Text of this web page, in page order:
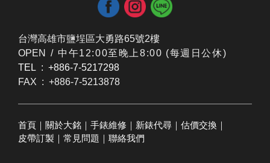
台灣高雄市鹽埕區大勇路65號2樓
OPEN / ​中午12:00至晚上8:00 (每週日公休)
TEL : +886-7-5217298
FAX : +886-7-5213878
首頁 ｜ 關於大銘 ｜ 手錶維修 ｜ 新錶代尋 ｜ 估價交換 ｜
皮帶訂製 ｜ 常見問題 ｜ 聯絡我們